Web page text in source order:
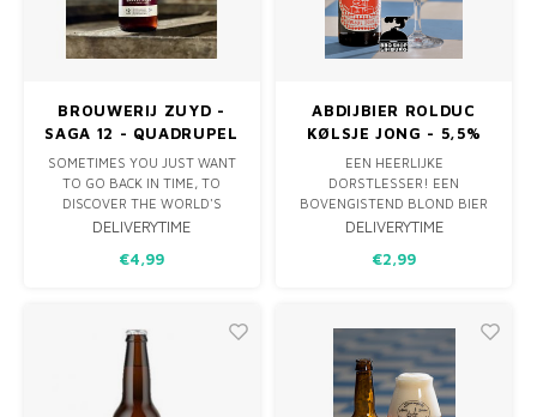
WARM, RICH AND
BROUWERIJ ZUYD -
SAGA 12 - QUADRUPEL
33CL - BARREL AGED
SOMETIMES YOU JUST WANT
TO GO BACK IN TIME, TO
DISCOVER THE WORLD'S
UNTOLD HEROIC STORIES AND
LIMITED BARREL AGED EDITIE!
DELIVERYTIME
€4,99
ABDIJBIER ROLDUC
KØLSJE JONG - 5,5%
EEN HEERLIJKE
DORSTLESSER! EEN
BOVENGISTEND BLOND BIER
NAAR RECEPT UIT KEULEN EN
HANDELSROUTE TUSSEN
TERECHTGEKOMEN. ONS
KØLSJ HEEFT EEN
ALCOHOLPERCENTAGE VAN 5,5
% EN PAST PRIMA BIJ DE
BORREL, E
DELIVERYTIME
€2,99